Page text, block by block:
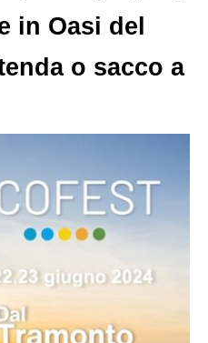
in Oasi del
o sacco a